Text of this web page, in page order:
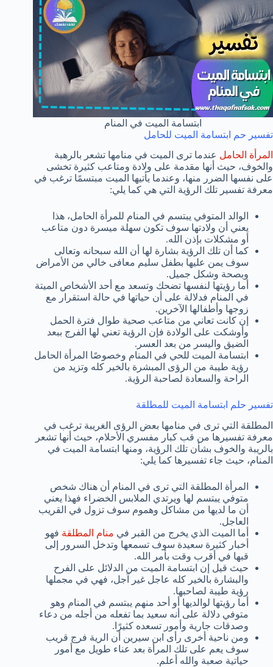
ابتسامة الميت في المنام
تفسير حم ابتسامة الميت للحامل
المرأة الحامل عندما ترى الميت في منامها تشعر بالرهبة
والخوف، حيث أنها مقدمة على ولادة ومتاعب كثيرة تخشى
على نفسها الضرر منها، وعندما يأتيها الميت مبتسمًا ترغب في
معرفة تفسير تلك الرؤية التي هي كما يلي:
الوالد المتوفي يبتسم في المنام للمرأة الحامل، هذا
يعني أن ولادتها سوف تكون سهلة ميسرة دون متاعب
أو مشكلات بإذن الله.
كما أن تلك الرؤية بشارة لها أن الله سبحانه وتعالى
سوف يمن عليها بطفل سليم معافى خالي من الأمراض
وبصحة وشكل جميل.
أما رؤيتها لنفسها تضحك وتسعد مع أحد الأشخاص الميتة
في المنام فدلالة على أن حياتها في حالة استقرار مع
زوجها وأطفالها الآخرين.
إن كانت تعاني من متاعب صحية طوال فترة الحمل
وأوشكت على الولادة فإن الرؤية تعني لها الفرج ببعد
الضيق واليسر من بعد العسر.
ابتسامة الميت للحي في المنام وخصوصًا المرأة الحامل
رؤية طيبة من الرؤى المبشرة بالخير كله وتزيد من
الراحة والسعادة لصاحبة الرؤية.
تفسير حلم ابتسامة الميت للمطلقة
المطلقة التي ترى في منامها بعض الرؤى الغريبة ترغب في
معرفة تفسيرها من قب كبار مفسري الأحلام، حيث أنها تشعر
بالريبة والخوف بشأن تلك الرؤية، ومنها ابتسامة الميت في
المنام، حيث جاء تفسيرها كما يلي:
المرأة المطلقة التي ترى في المنام أن هناك شخص
متوفي يبتسم لها ويرتدي الملابس الخضراء فهذا يعني
أن ما لديها من مشاكل وهموم سوف تزول في القريب
العاجل.
أما الميت الذي يخرج من القبر في منام المطلقة فهو
أخبار كثيرة سعيدة سوف تسمعها وتدخل السرور إلى
قبها في أقرب وقت بأمر الله.
حيث قيل إن ابتسامة الميت من الدلائل على الفرح
والبشارة بالخير كله عاجل غير آجل، فهي في مجملها
رؤية طيبة لصاحبها.
أما رؤيتها لوالديها أو أحد منهم يبتسم في المنام وهو
متوفي دلالة على أنه سعيد بما تفعله من أجله من دعاء
وصدقات جارية وأمور تسعده كثيرًا.
ومن ناحية أخرى رأى ابن سيرين أن الرية فرج قريب
سوف يعم على تلك المرأة بعد عناء طويل مع أمور
حياتية صعبة والله أعلم.